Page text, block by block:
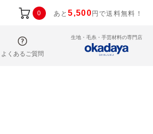
0 あと5,500 円で送料無料！
よくあるご質問
生地・毛糸・手芸材料の専門店